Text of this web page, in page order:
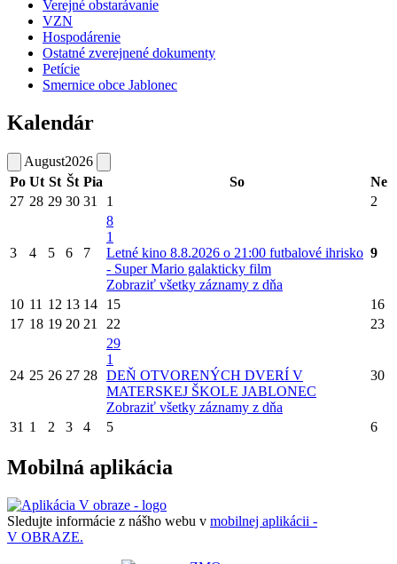
Verejné obstarávanie
VZN
Hospodárenie
Ostatné zverejnené dokumenty
Petície
Smernice obce Jablonec
Kalendár
August2026
Po Ut St Št Pia So
Ne
27 28 29 30 31 1 2
3 4 5 6 7
8
1
Letné kino 8.8.2026 o 21:00 futbalové ihrisko
- Super Mario galakticky film
Zobraziť všetky záznamy z dňa
9
10 11 12 13 14 15
16
17 18 19 20 21 22 23
24 25 26 27 28
29
1
DEŇ OTVORENÝCH DVERÍ V
MATERSKEJ ŠKOLE JABLONEC
Zobraziť všetky záznamy z dňa
30
31 1 2 3 4 5 6
Mobilná aplikácia
Sledujte informácie z nášho webu v mobilnej aplikácii -
V OBRAZE.